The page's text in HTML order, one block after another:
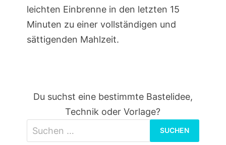
leichten Einbrenne in den letzten 15
Minuten zu einer vollständigen und
sättigenden Mahlzeit.
Du suchst eine bestimmte Bastelidee,
Technik oder Vorlage?
nach: